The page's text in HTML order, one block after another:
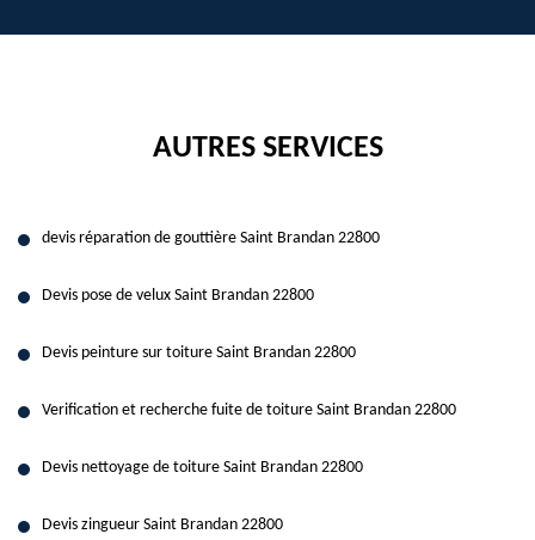
AUTRES SERVICES
devis réparation de gouttière Saint Brandan 22800
Devis pose de velux Saint Brandan 22800
Devis peinture sur toiture Saint Brandan 22800
Verification et recherche fuite de toiture Saint Brandan 22800
Devis nettoyage de toiture Saint Brandan 22800
Devis zingueur Saint Brandan 22800